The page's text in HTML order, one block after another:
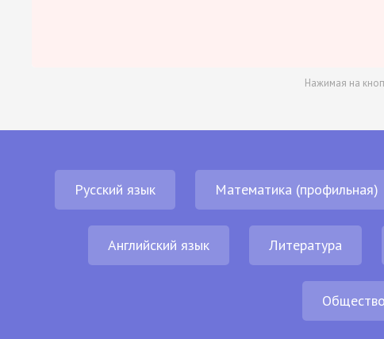
Нажимая на
Русский язык Математика (профильная)
Английский язык Литература